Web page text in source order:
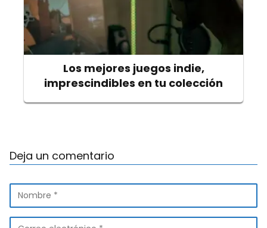
Los mejores juegos indie,
imprescindibles en tu colección
Deja un comentario